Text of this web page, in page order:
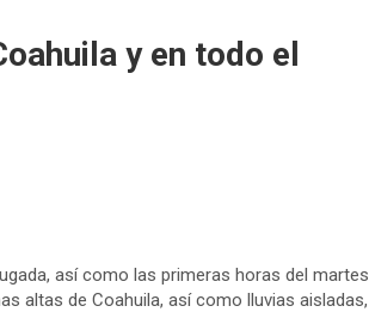
y en todo el
así como las primeras horas del martes
altas de Coahuila, así como lluvias aisladas,